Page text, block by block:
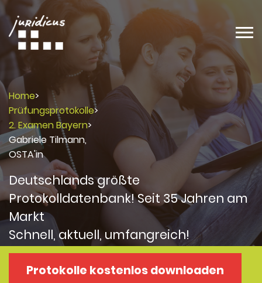
Home>
Prüfungsprotokolle>
2. Examen Bayern>
Gabriele Tilmann,
OSTA'in
Deutschlands größte
Protokolldatenbank! Seit 35 Jahren am
Markt
Schnell, aktuell, umfangreich!
Protokolle kostenlos downloaden
1. Examen
2. Examen